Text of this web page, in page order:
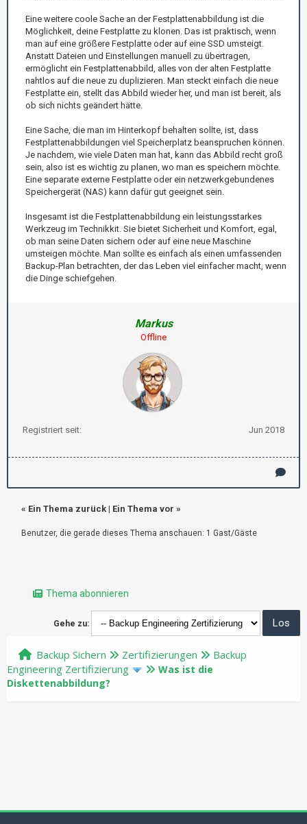
Eine weitere coole Sache an der Festplattenabbildung ist die
Möglichkeit, deine Festplatte zu klonen. Das ist praktisch, wenn
man auf eine größere Festplatte oder auf eine SSD umsteigt.
Anstatt Dateien und Einstellungen manuell zu übertragen,
ermöglicht ein Festplattenabbild, alles von der alten Festplatte
nahtlos auf die neue zu duplizieren. Man steckt einfach die neue
Festplatte ein, stellt das Abbild wieder her, und man ist bereit, als
ob sich nichts geändert hätte.
Eine Sache, die man im Hinterkopf behalten sollte, ist, dass
Festplattenabbildungen viel Speicherplatz beanspruchen können.
Je nachdem, wie viele Daten man hat, kann das Abbild recht groß
sein, also ist es wichtig zu planen, wo man es speichern möchte.
Eine separate externe Festplatte oder ein netzwerkgebundenes
Speichergerät (NAS) kann dafür gut geeignet sein.
Insgesamt ist die Festplattenabbildung ein leistungsstarkes
Werkzeug im Technikkit. Sie bietet Sicherheit und Komfort, egal,
ob man seine Daten sichern oder auf eine neue Maschine
umsteigen möchte. Man sollte es einfach als einen umfassenden
Backup-Plan betrachten, der das Leben viel einfacher macht, wenn
die Dinge schiefgehen.
Markus
Offline
Registriert seit: Jun 2018
« Ein Thema zurück | Ein Thema vor »
Benutzer, die gerade dieses Thema anschauen: 1 Gast/Gäste
Thema abonnieren
Gehe zu:
Backup Sichern Zertifizierungen
Backup
Engineering Zertifizierung
Was ist die
Diskettenabbildung?